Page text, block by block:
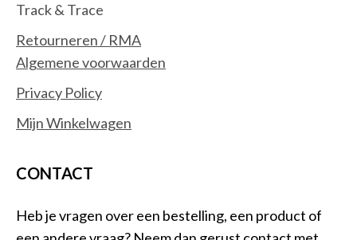
Track & Trace
Retourneren / RMA
Algemene voorwaarden
Privacy Policy
Mijn Winkelwagen
CONTACT
Heb je vragen over een bestelling, een product of